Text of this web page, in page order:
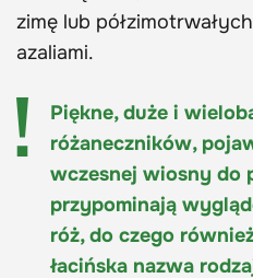
zimę lub
azaliami.
Piękne, duże i
różaneczników,
wczesnej wiosny do
przypominają
róż, do czego
łacińska nazwa